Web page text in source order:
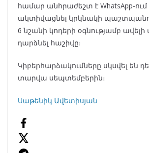
համար անհրաժեշտ է WhatsApp-ում
ակտիվացնել կրկնակի
6 նշանի կոդերի օգնությամբ
դարձնել հաշիվը։
Կիբերհարձակումները սկսվել են
տարվա սեպտեմբերին։
Սաթենիկ Ավետիսյան